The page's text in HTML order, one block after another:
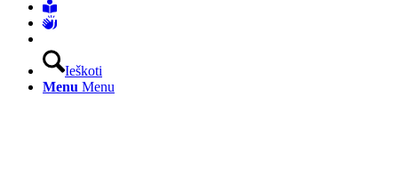
Ieškoti
Menu Menu